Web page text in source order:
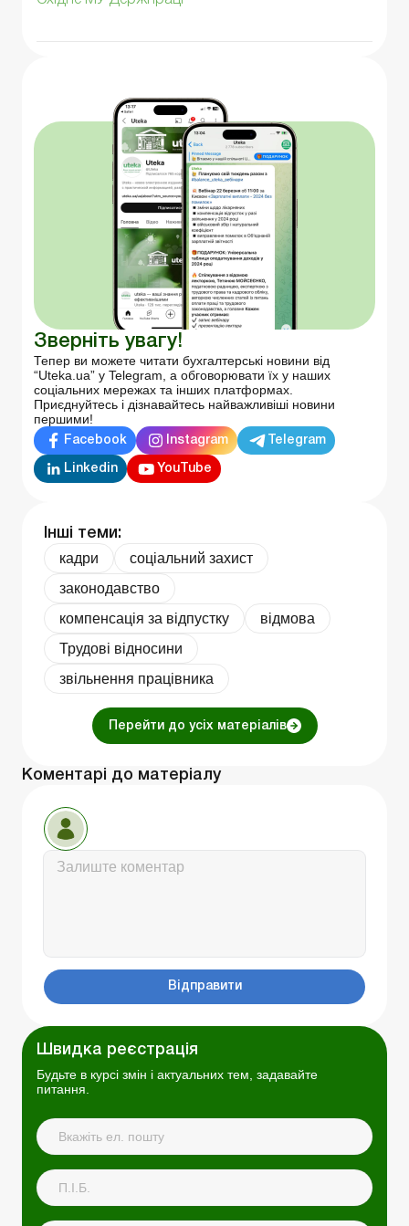
Зверніть увагу!
Тепер ви можете читати бухгалтерські новини від
“Uteka.ua” у Telegram, а обговорювати їх у наших
соціальних мережах та інших платформах.
Приєднуйтесь і дізнавайтесь найважливіші новини
першими!
Facebook Instagram Telegram
Linkedin YouTube
Інші теми:
кадри
соціальний захист
законодавство
компенсація за відпустку
відмова
Трудові відносини
звільнення працівника
Перейти до усіх матеріалів
Коментарі до матеріалу
Відправити
Швидка реєстрація
Будьте в курсі змін і актуальних тем, задавайте
питання.